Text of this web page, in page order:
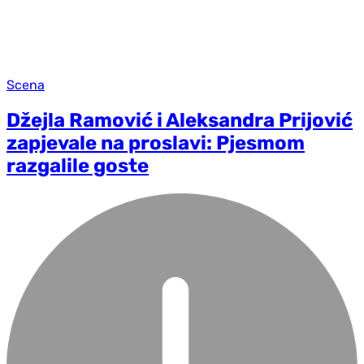
Scena
Džejla Ramović i Aleksandra Prijović
zapjevale na proslavi: Pjesmom
razgalile goste